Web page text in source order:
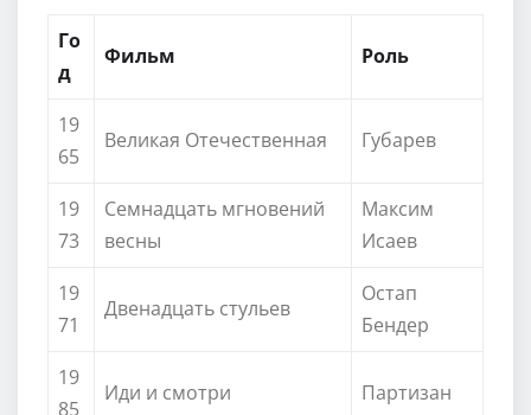
Го
д
Фильм Роль
19
65
Великая Отечественная Губарев
19
73
Семнадцать мгновений
весны
Максим
Исаев
19
71
Двенадцать стульев
Остап
Бендер
19
85
Иди и смотри Партизан